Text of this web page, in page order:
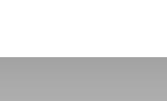
vakmanschap staat nog altijd